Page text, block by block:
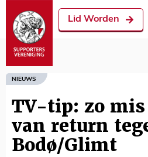
Lid Worden
NIEUWS
TV-tip: zo
van return
Bodø/Glimt